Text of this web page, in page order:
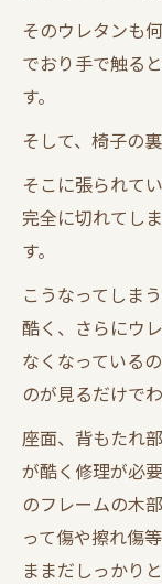
そのウレタンも
でおり手で触る
す。
そして、椅子の
そこに張られて
完全に切れてし
す。
こうなってしま
酷く、さらにウ
なくなっている
のが見るだけで
座面、背もたれ
が酷く修理が必
のフレームの木
って傷や擦れ傷
ままだしっかり